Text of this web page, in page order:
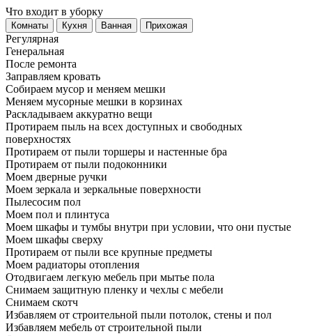
Что входит в уборку
Регу­лярная
Гене­ральная
После ремонта
Заправляем кровать
Собираем мусор и меняем мешки
Меняем мусорные мешки в корзинах
Раскладываем аккуратно вещи
Протираем пыль на всех доступных и свободных
поверхностях
Протираем от пыли торшеры и настенные бра
Протираем от пыли подоконники
Моем дверные ручки
Моем зеркала и зеркальные поверхности
Пылесосим пол
Моем пол и плинтуса
Моем шкафы и тумбы внутри при условии, что они пустые
Моем шкафы сверху
Протираем от пыли все крупные предметы
Моем радиаторы отопления
Отодвигаем легкую мебель при мытье пола
Снимаем защитную пленку и чехлы с мебели
Снимаем скотч
Избавляем от строительной пыли потолок, стены и пол
Избавляем мебель от строительной пыли